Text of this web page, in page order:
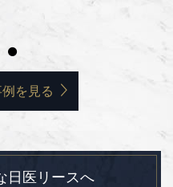
を見る
日医リースへ